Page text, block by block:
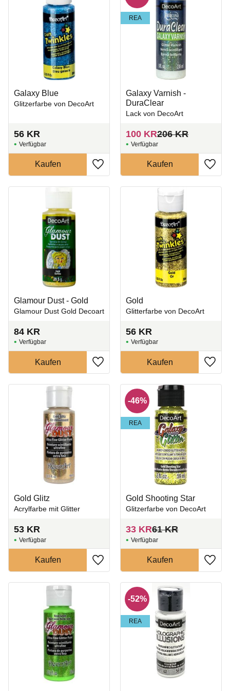
Galaxy Blue
Glitzerfarbe von DecoArt
56 KR
Zu Favoriten hinzufügen
Galaxy Varnish -
DuraClear
Lack von DecoArt
100 KR206KR
REA
Zu
Glamour Dust - Gold
Glamour Dust Gold Decoart
84 KR
Zu Favoriten hinzufügen
Gold
Glitterfarbe von DecoArt
56 KR
Zu
Gold Glitz
Acrylfarbe mit Glitter
53 KR
Zu Favoriten hinzufügen
Gold Shooting Star
Glitzerfarbe von DecoArt
33 KR61KR
46%
REA
Zu
52%
REA